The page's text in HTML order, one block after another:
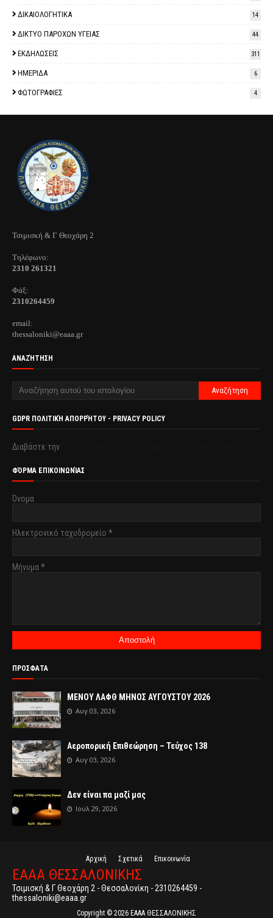
ΔΙΚΑΙΟΛΟΓΗΤΙΚΑ 14
ΔΙΚΤΥΟ ΠΑΡΟΧΩΝ ΥΓΕΙΑΣ 44
ΕΚΔΗΛΩΣΕΙΣ 311
ΗΜΕΡΙΔΑ 6
ΦΩΤΟΓΡΑΦΙΕΣ 4
Τσιμισκή & Γ Θεοχάρη 2
Τηλέφωνo:
2310 261321
Φάξ:
2310264459
email:
thessaloniki@eaaa.gr
ΑΝΑΖΉΤΗΣΗ
GDPR ΠΟΛΙΤΙΚΉ ΑΠΟΡΡΉΤΟΥ - PRIVACY POLICY
Διαβάστε την
ΦΌΡΜΑ ΕΠΙΚΟΙΝΩΝΊΑΣ
Όνομα
Ηλεκτρονικό ταχυδρομείο *
Μήνυμα *
ΠΡΟΣΦΑΤΑ
ΜΕΝΟΥ ΛΑΦΘ ΜΗΝΟΣ ΑΥΓΟΥΣΤΟΥ 2026
Αυγ 03, 2026
Αεροπορική Επιθεώρηση – Τεύχος 138
Αυγ 03, 2026
Δεν είναι πα μαζί μας
Ιουλ 29, 2026
Αρχική Σχετικά Επικοινωνία
ΕΑΑΑ ΘΕΣΣΑΛΟΝΙΚΗΣ
Τσιμισκή & Γ Θεοχάρη 2 - Θεσσαλονίκη - 2310264459 -
thessaloniki@eaaa.gr
Copyright © 2026 ΕΑΑΑ ΘΕΣΣΑΛΟΝΙΚΗΣ